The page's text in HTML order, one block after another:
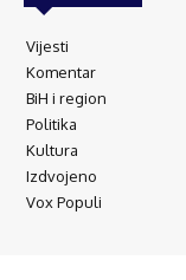
Vijesti
Komentar
BiH i region
Politika
Kultura
Izdvojeno
Vox Populi